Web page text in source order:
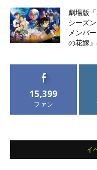
劇場版
シーズ
メンバ
の花嫁
15,399
ファン
イ